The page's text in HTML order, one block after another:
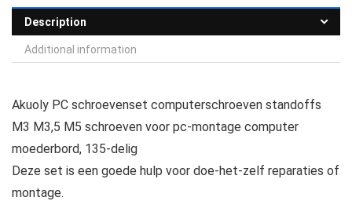
Description
Additional information
Akuoly PC schroevenset computerschroeven standoffs
M3 M3,5 M5 schroeven voor pc-montage computer
moederbord, 135-delig
Deze set is een goede hulp voor doe-het-zelf reparaties of
montage.